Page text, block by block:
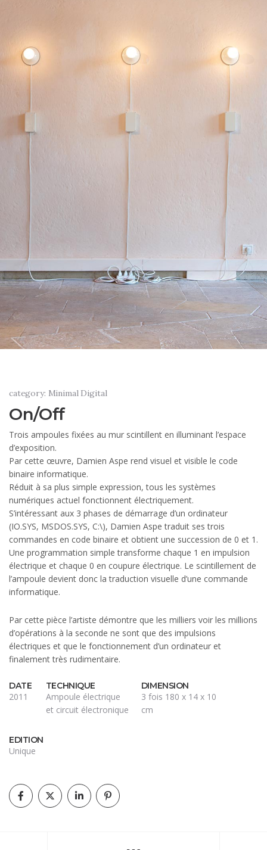
category: Minimal Digital
On/Off
Trois ampoules fixées au mur scintillent en illuminant l’espace
d’exposition.
Par cette œuvre, Damien Aspe rend visuel et visible le code
binaire informatique.
Réduit à sa plus simple expression, tous les systèmes
numériques actuel fonctionnent électriquement.
S’intéressant aux 3 phases de démarrage d’un ordinateur
(IO.SYS, MSDOS.SYS, C:\), Damien Aspe traduit ses trois
commandes en code binaire et obtient une succession de 0 et 1.
Une programmation simple transforme chaque 1 en impulsion
électrique et chaque 0 en coupure électrique. Le scintillement de
l’ampoule devient donc la traduction visuelle d’une commande
informatique.
Par cette pièce l’artiste démontre que les milliers voir les millions
d’opérations à la seconde ne sont que des impulsions
électriques et que le fonctionnement d’un ordinateur et
finalement très rudimentaire.
DATE
2011
TECHNIQUE
Ampoule électrique
et circuit électronique
DIMENSION
3 fois 180 x 14 x 10
cm
EDITION
Unique